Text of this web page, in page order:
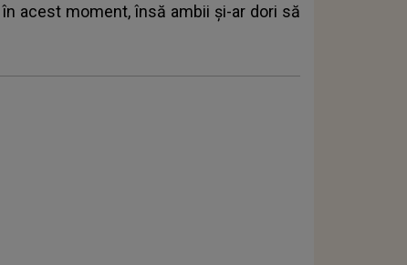
acest moment, însă ambii și-ar dori să